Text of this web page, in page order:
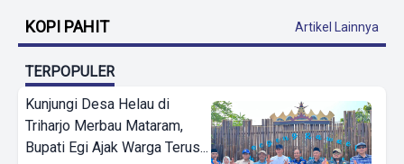
KOPI PAHIT Artikel Lainnya
TERPOPULER
Kunjungi Desa Helau di
Triharjo Merbau Mataram,
Bupati Egi Ajak Warga Terus...